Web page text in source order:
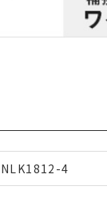
NLK1812-4